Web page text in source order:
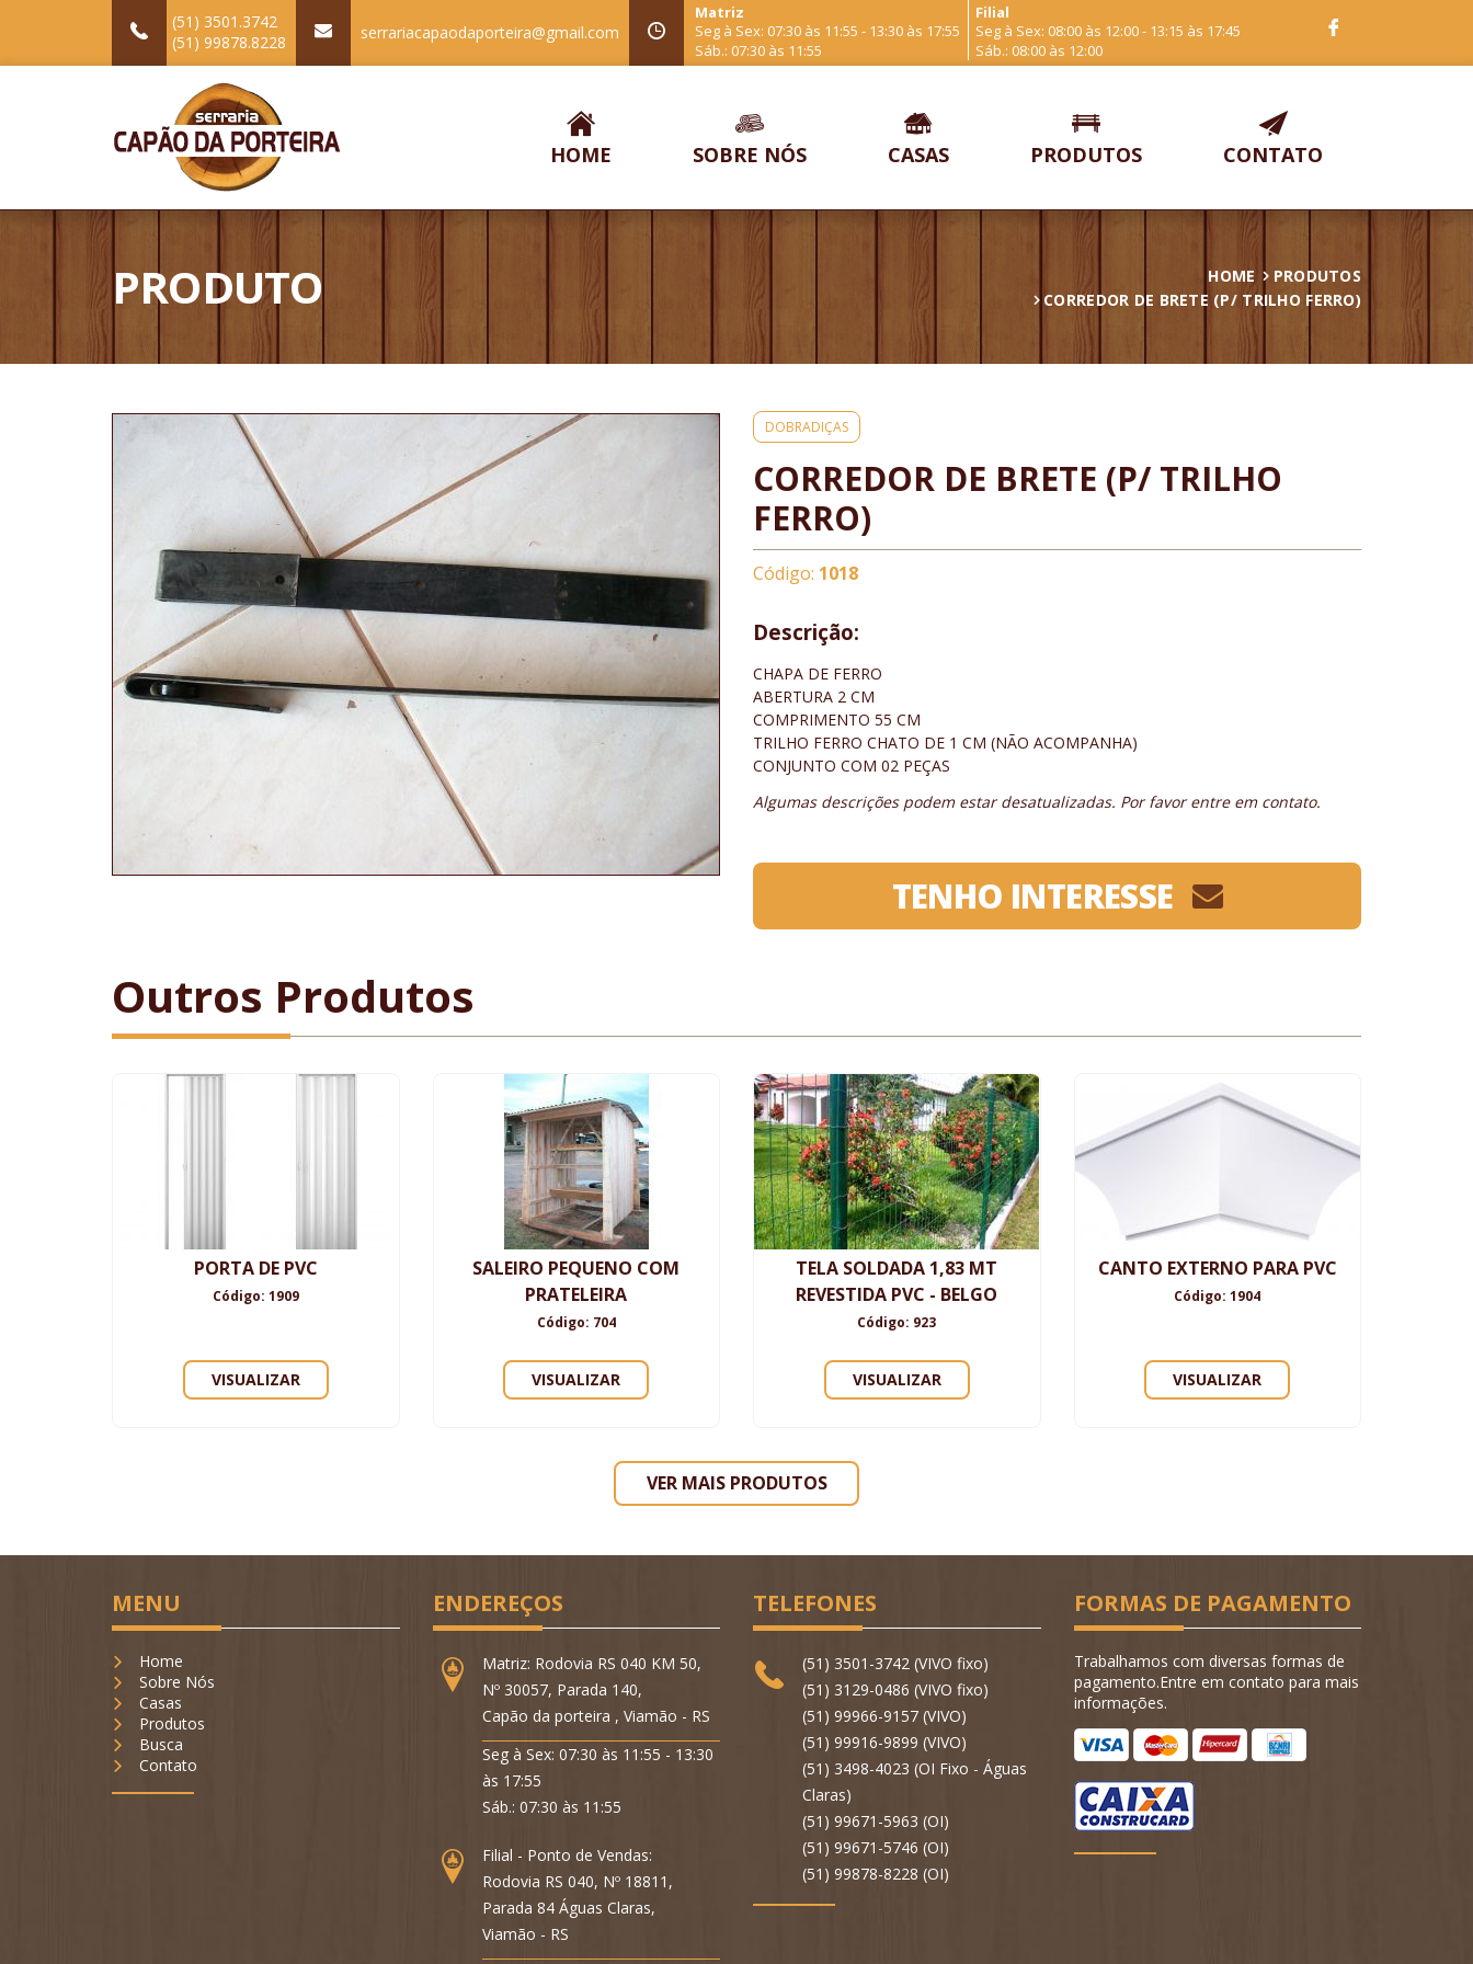
(51) 3501.3742
(51) 99878.8228
serrariacapaodaporteira@gmail.com
Matriz
Seg à Sex: 07:30 às 11:55 - 13:30 às 17:55
Sáb.: 07:30 às 11:55
Filial
Seg à Sex: 08:00 às 12:00 - 13:15 às 17:45
Sáb.: 08:00 às 12:00
HOME SOBRE NÓS CASAS PRODUTOS CONTATO
PRODUTO HOME
PRODUTOS
CORREDOR DE BRETE (P/ TRILHO FERRO)
DOBRADIÇAS
CORREDOR DE BRETE (P/ TRILHO
FERRO)
Código: 1018
Descrição:
CHAPA DE FERRO
ABERTURA 2 CM
COMPRIMENTO 55 CM
TRILHO FERRO CHATO DE 1 CM (NÃO ACOMPANHA)
CONJUNTO COM 02 PEÇAS
Algumas descrições podem estar desatualizadas. Por favor entre em contato.
TENHO INTERESSE
Outros Produtos
PORTA DE PVC
Código: 1909
VISUALIZAR
SALEIRO PEQUENO COM
PRATELEIRA
Código: 704
VISUALIZAR
TELA SOLDADA 1,83 MT
REVESTIDA PVC - BELGO
Código: 923
VISUALIZAR
CANTO EXTERNO PARA PVC
Código: 1904
VISUALIZAR
VER MAIS PRODUTOS
MENU
Home
Sobre Nós
Casas
Produtos
Busca
Contato
ENDEREÇOS
Matriz: Rodovia RS 040 KM 50,
Nº 30057, Parada 140,
Capão da porteira , Viamão - RS
Seg à Sex: 07:30 às 11:55 - 13:30
às 17:55
Sáb.: 07:30 às 11:55
Filial - Ponto de Vendas:
Rodovia RS 040, Nº 18811,
Parada 84 Águas Claras,
Viamão - RS
TELEFONES
(51) 3501-3742 (VIVO fixo)
(51) 3129-0486 (VIVO fixo)
(51) 99966-9157 (VIVO)
(51) 99916-9899 (VIVO)
(51) 3498-4023 (OI Fixo - Águas
Claras)
(51) 99671-5963 (OI)
(51) 99671-5746 (OI)
(51) 99878-8228 (OI)
FORMAS DE PAGAMENTO
Trabalhamos com diversas formas de
pagamento.Entre em contato para mais
informações.